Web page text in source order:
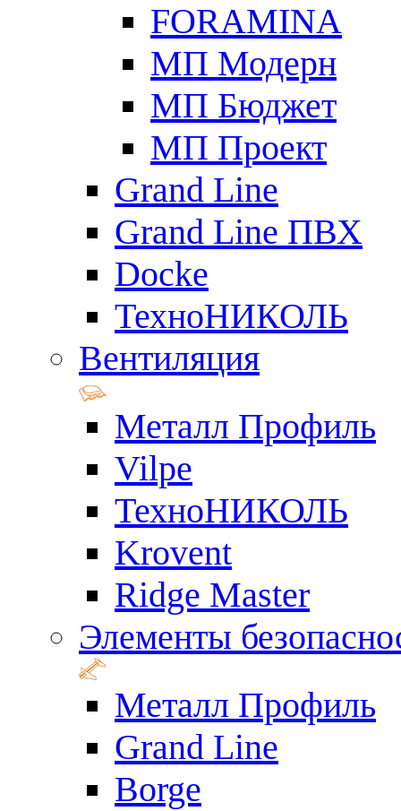
FORAMINA
МП Модерн
МП Бюджет
МП Проект
Grand Line
Grand Line ПВХ
Docke
ТехноНИКОЛЬ
Вентиляция
Металл Профиль
Vilpe
ТехноНИКОЛЬ
Krovent
Ridge Master
Элементы
Металл Профиль
Grand Line
Borge